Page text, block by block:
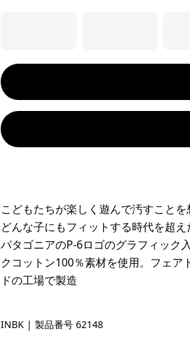
こどもたちが楽しく遊んで汚すことを
どんな子にもフィットする時代を超え
パタゴニアのP-6ロゴのグラフィック
クコットン100％素材を使用。フェア
ドの工場で製造
Ink Black
INBK | 製品番号 62148